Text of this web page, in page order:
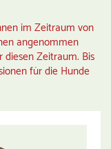
im Zeitraum von
angenommen
Zeitraum. Bis
für die Hunde